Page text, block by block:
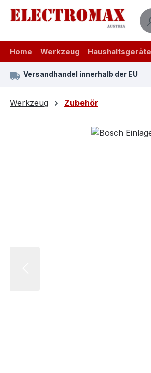
Hauptinhalt springen
Zur Suche springen
Zur Hauptnavigation springen
Home Werkzeug Haushaltsgeräte
Versandhandel innerhalb der EU
Werkzeug Zubehör
Bildergalerie überspringen